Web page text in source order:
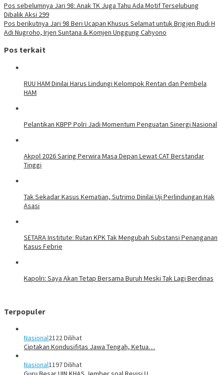
Pos sebelumnya Jari 98: Anak TK Juga Tahu Ada Motif Terselubung
Dibalik Aksi 299
Pos berikutnya Jari 98 Beri Ucapan Khusus Selamat untuk Brigjen Rudi H
Adi Nugroho, Irjen Suntana & Komjen Unggung Cahyono
Pos terkait
RUU HAM Dinilai Harus Lindungi Kelompok Rentan dan Pembela
HAM
Pelantikan KBPP Polri Jadi Momentum Penguatan Sinergi Nasional
Akpol 2026 Saring Perwira Masa Depan Lewat CAT Berstandar
Tinggi
Tak Sekadar Kasus Kematian, Sutrimo Dinilai Uji Perlindungan Hak
Asasi
SETARA Institute: Rutan KPK Tak Mengubah Substansi Penanganan
Kasus Febrie
Kapolri: Saya Akan Tetap Bersama Buruh Meski Tak Lagi Berdinas
Terpopuler
Nasional2122 Dilihat
Ciptakan Kondusifitas Jawa Tengah, Ketua…
Nasional1197 Dilihat